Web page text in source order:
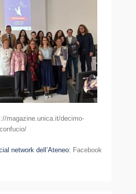
magazine.unica.it/decimo-
network dell’Ateneo: Facebook